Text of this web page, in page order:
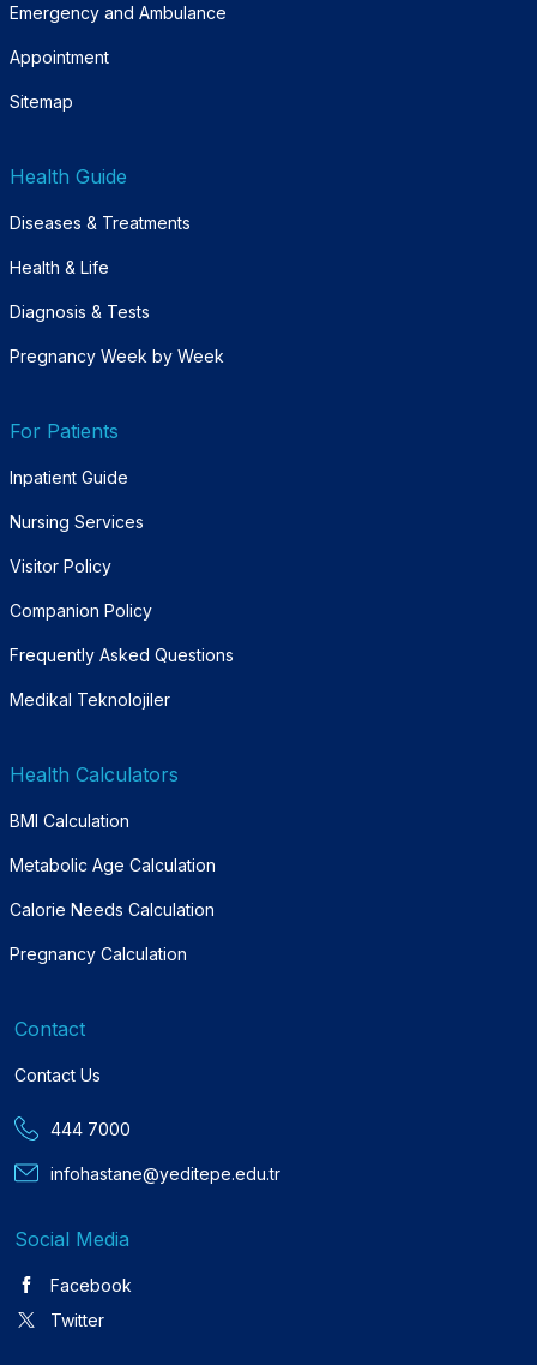
Emergency and Ambulance
Appointment
Sitemap
Health Guide
Diseases & Treatments
Health & Life
Diagnosis & Tests
Pregnancy Week by Week
For Patients
Inpatient Guide
Nursing Services
Visitor Policy
Companion Policy
Frequently Asked Questions
Medikal Teknolojiler
Health Calculators
BMI Calculation
Metabolic Age Calculation
Calorie Needs Calculation
Pregnancy Calculation
Contact
Contact Us
444 7000
infohastane@yeditepe.edu.tr
Social Media
Facebook
Twitter